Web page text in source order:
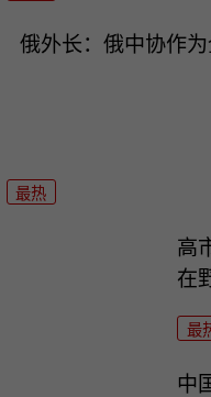
俄外长：俄中协作
最热
高
在
最
中